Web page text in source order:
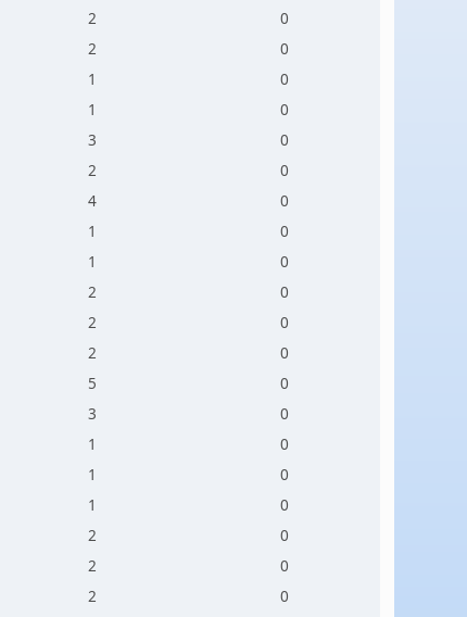
2
0
2
0
1
0
1
0
3
0
2
0
4
0
1
0
1
0
2
0
2
0
2
0
5
0
3
0
1
0
1
0
1
0
2
0
2
0
2
0